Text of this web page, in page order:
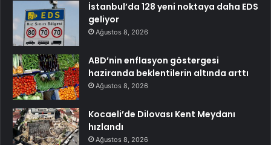
İstanbul’da 128 yeni noktaya daha EDS
geliyor
Ağustos 8, 2026
ABD’nin enflasyon göstergesi
haziranda beklentilerin altında arttı
Ağustos 8, 2026
Kocaeli’de Dilovası Kent Meydanı
hızlandı
Ağustos 8, 2026